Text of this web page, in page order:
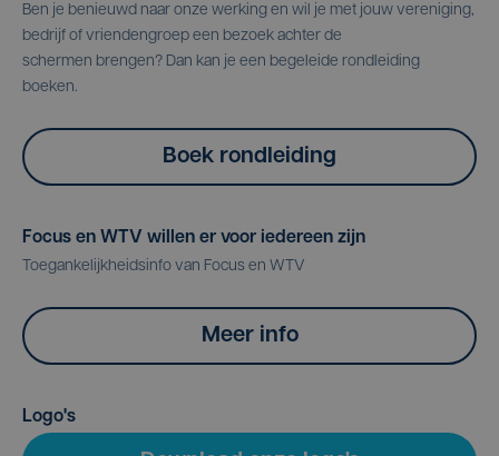
Ben je benieuwd naar onze werking en wil je met jouw vereniging,
bedrijf of vriendengroep een bezoek achter de
schermen brengen? Dan kan je een begeleide rondleiding
boeken.
Boek rondleiding
Focus en WTV willen er voor iedereen zijn
Toegankelijkheidsinfo van Focus en WTV
Meer info
Logo's